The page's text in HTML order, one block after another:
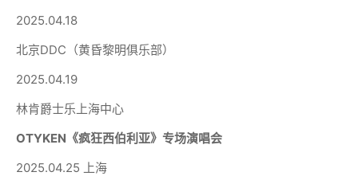
2025.04.18
北京DDC（黄昏黎明俱乐部）
2025.04.19
林肯爵士乐上海中心
OTYKEN《疯狂西伯利亚》专场演唱会
2025.04.25 上海